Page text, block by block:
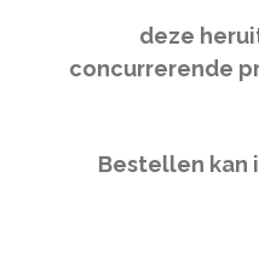
deze
concurrerende
Bestellen kan